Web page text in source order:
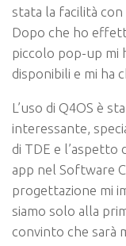
stata la facilità
Dopo che ho
piccolo pop-up mi
disponibili e mi ha
L’uso di Q4OS è
interessante,
di TDE e l’aspetto
app nel Software
progettazione mi
siamo solo alla
convinto che sarà